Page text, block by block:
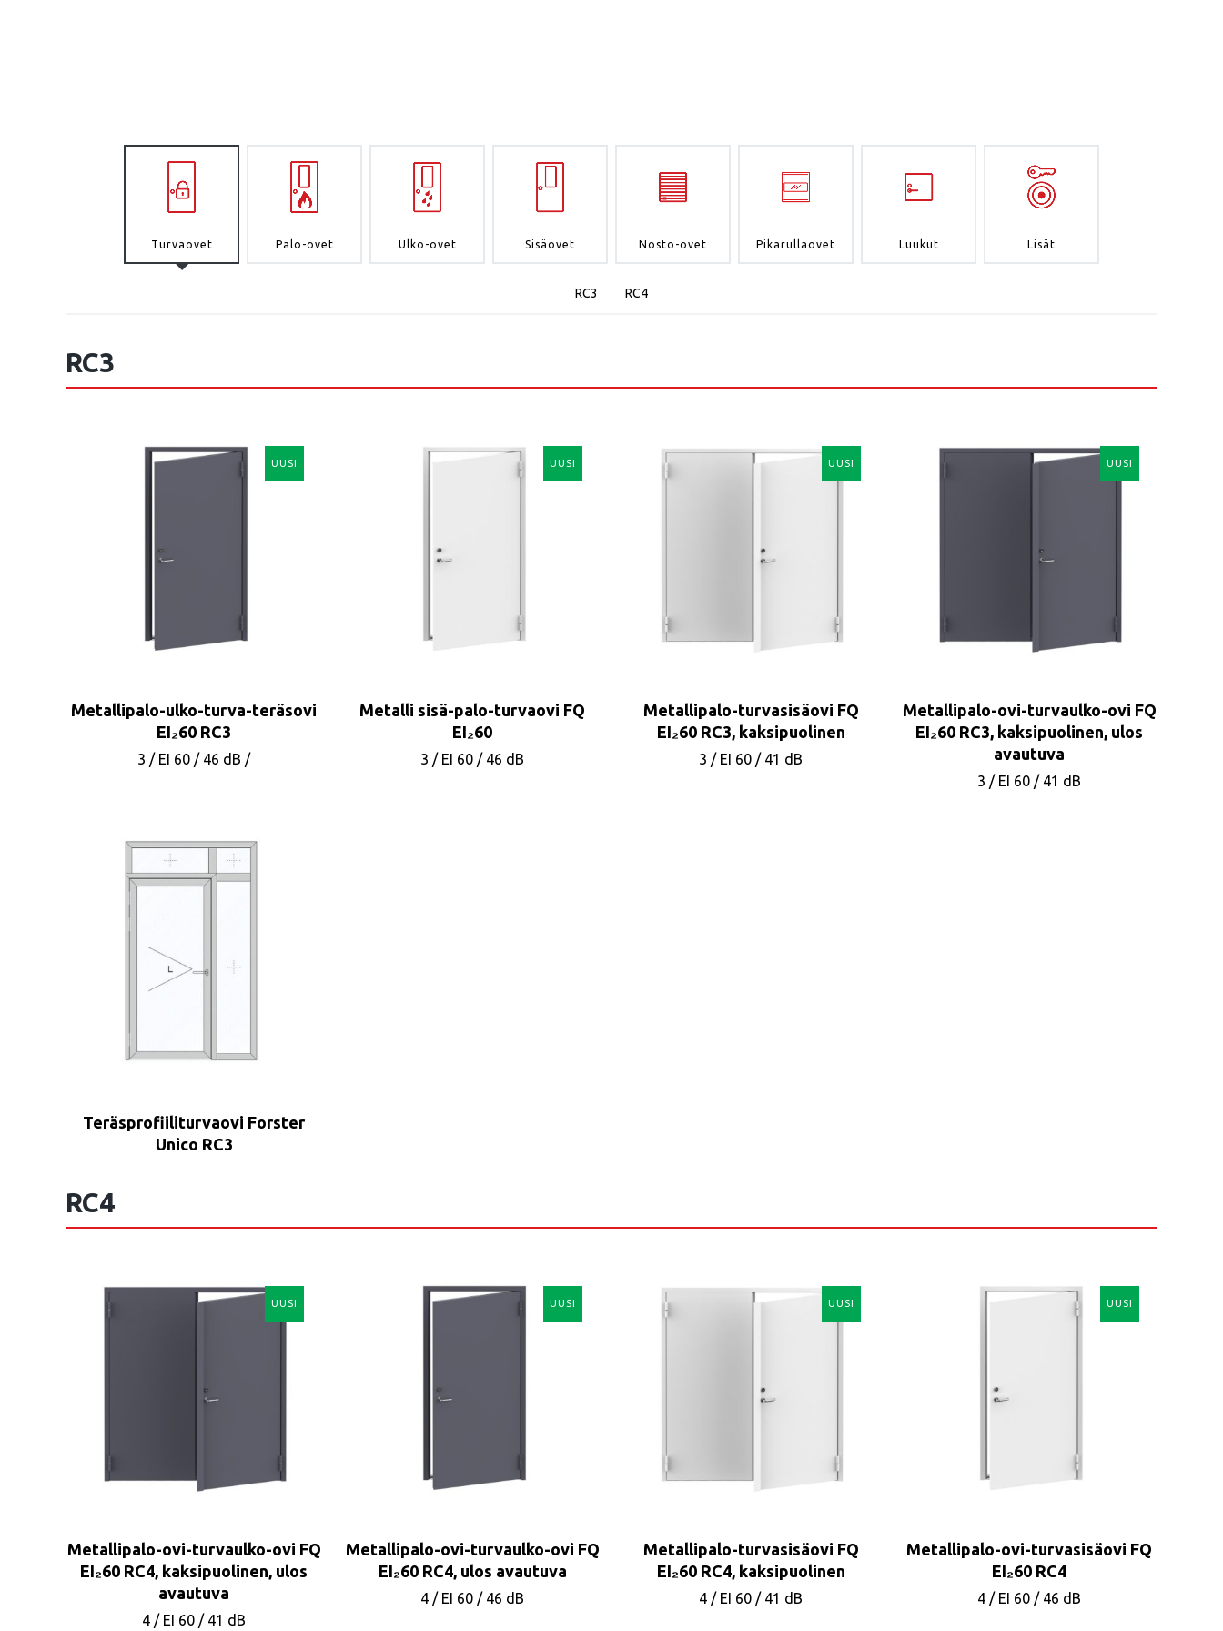
Turvaovet Palo-ovet Ulko-ovet Sisäovet Nosto-ovet Pikarullaovet Luukut Lisät
RC3 RC4
RC3
UUSI
Metallipalo-ulko-turva-teräsovi
EI₂60 RC3
3 / EI 60 / 46 dB /
UUSI
Metalli sisä-palo-turvaovi FQ
EI₂60
3 / EI 60 / 46 dB
UUSI
Metallipalo-turvasisäovi FQ
EI₂60 RC3, kaksipuolinen
3 / EI 60 / 41 dB
UUSI
Metallipalo-ovi-turvaulko-ovi FQ
EI₂60 RC3, kaksipuolinen, ulos
avautuva
3 / EI 60 / 41 dB
Teräsprofiiliturvaovi Forster
Unico RC3
RC4
UUSI
Metallipalo-ovi-turvaulko-ovi FQ
EI₂60 RC4, kaksipuolinen, ulos
avautuva
4 / EI 60 / 41 dB
UUSI
Metallipalo-ovi-turvaulko-ovi FQ
EI₂60 RC4, ulos avautuva
4 / EI 60 / 46 dB
UUSI
Metallipalo-turvasisäovi FQ
EI₂60 RC4, kaksipuolinen
4 / EI 60 / 41 dB
UUSI
Metallipalo-ovi-turvasisäovi FQ
EI₂60 RC4
4 / EI 60 / 46 dB